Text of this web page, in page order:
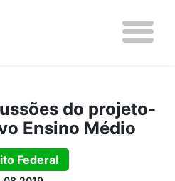
do projeto-
Ensino Médio
Federal